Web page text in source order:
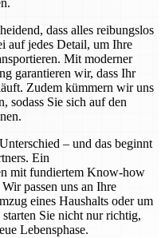
dass alles reibungslos
auf jedes Detail, um Ihre
Mit moderner
garantieren wir, dass Ihr
Zudem kümmern wir uns
sodass Sie sich auf den
– und das beginnt
Ein
mit fundiertem Know-how
passen uns an Ihre
eines Haushalts oder um
Sie nicht nur richtig,
Lebensphase.